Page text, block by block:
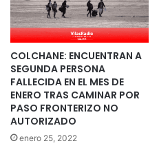
COLCHANE: ENCUENTRAN A
SEGUNDA PERSONA
FALLECIDA EN EL MES DE
ENERO TRAS CAMINAR POR
PASO FRONTERIZO NO
AUTORIZADO
enero 25, 2022